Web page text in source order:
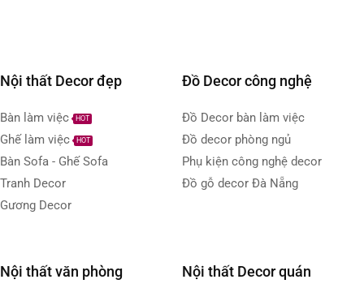
Nội thất Decor đẹp
Bàn làm việc HOT
Ghế làm việc HOT
Bàn Sofa - Ghế Sofa
Tranh Decor
Gương Decor
Đồ Decor công nghệ
Đồ Decor bàn làm việc
Đồ decor phòng ngủ
Phụ kiện công nghệ decor
Đồ gỗ decor Đà Nẵng
Nội thất văn phòng Nội thất Decor quán